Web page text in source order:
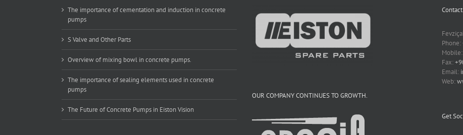
The importance of cementation and induction in concrete
pumps
S Valve and Other Parts
Overview of mixing bowl in concrete pumps.
The importance of sealing elements used in concrete
pumps
The Future of Concrete Pumps in Eiston Vision
OUR COMPANY CONTINUES TO GROWTH.
Phone:
Fax:
Email:
Web:
Get